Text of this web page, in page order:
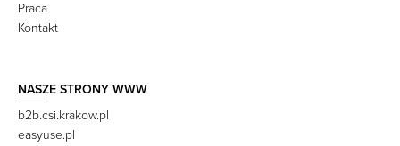
Praca
Kontakt
NASZE STRONY WWW
b2b.csi.krakow.pl
easyuse.pl